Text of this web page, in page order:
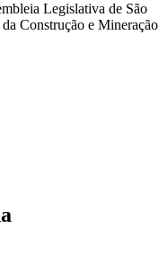
Legislativa de São
Construção e Mineração